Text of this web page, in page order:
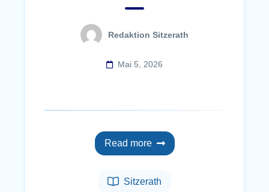
Redaktion Sitzerath
Mai 5, 2026
Read more
Sitzerath